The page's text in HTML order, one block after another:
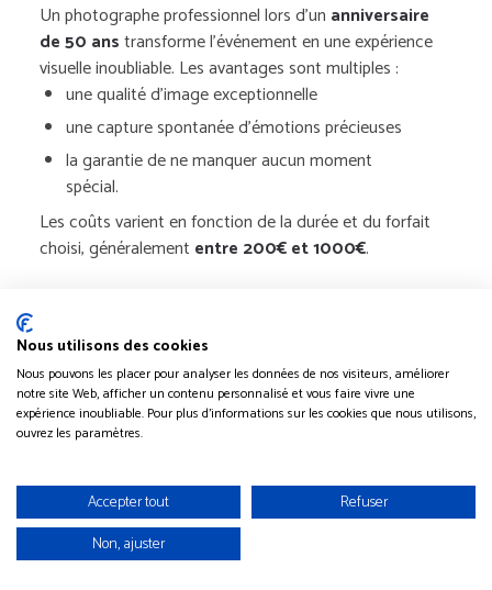
Un photographe professionnel lors d’un anniversaire
de 50 anstransforme l’événement en une expérience
visuelle inoubliable. Les avantages sont multiples :
une qualité d’image exceptionnelle
une capture spontanée d’émotions précieuses
la garantie de ne manquer aucun moment
spécial.
Les coûts varient en fonction de la durée et du forfait
choisi, généralement entre 200€ et 1000€.
Immortalisezles vœux
avec une vidéo personnalisée pourl’anniversaire des
50 ans. Pour filmer, il faut utiliser un smartphone ou une
caméra. Demandez ensuite à chaque invité de partager
Pour un résultat professionnel, vous pouvezengager un
vidéaste expérimenté. Ils assureront un montage
impeccable, intégrant musique, transitions et effets
spéciaux. Des plateformes telles que Fiverr ou Malt
Nous utilisons des cookies
Nous pouvons les placer pour analyser les données de nos visiteurs, améliorer
notre site Web, afficher un contenu personnalisé et vous faire vivre une
expérience inoubliable. Pour plus d'informations sur les cookies que nous utilisons,
ouvrez les paramètres.
Accepter tout
Refuser
Non, ajuster